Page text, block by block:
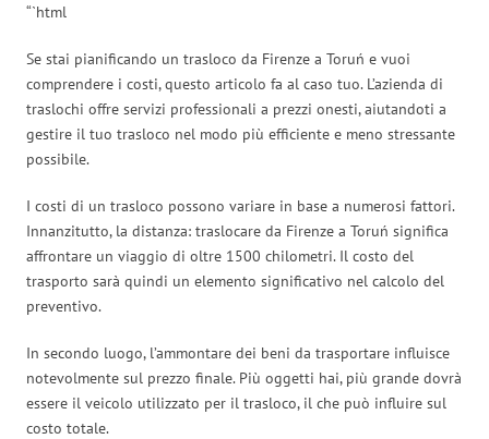
“`html
Se stai pianificando un trasloco da Firenze a Toruń e vuoi
comprendere i costi, questo articolo fa al caso tuo. L’azienda di
traslochi offre servizi professionali a prezzi onesti, aiutandoti a
gestire il tuo trasloco nel modo più efficiente e meno stressante
possibile.
I costi di un trasloco possono variare in base a numerosi fattori.
Innanzitutto, la distanza: traslocare da Firenze a Toruń significa
affrontare un viaggio di oltre 1500 chilometri. Il costo del
trasporto sarà quindi un elemento significativo nel calcolo del
preventivo.
In secondo luogo, l’ammontare dei beni da trasportare influisce
notevolmente sul prezzo finale. Più oggetti hai, più grande dovrà
essere il veicolo utilizzato per il trasloco, il che può influire sul
costo totale.